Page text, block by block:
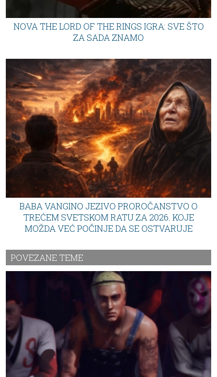
NOVA THE LORD OF THE RINGS IGRA: SVE ŠTO
ZA SADA ZNAMO
BABA VANGINO JEZIVO PROROČANSTVO O
TREĆEM SVETSKOM RATU ZA 2026. KOJE
MOŽDA VEĆ POČINJE DA SE OSTVARUJE
POVEZANE TEME